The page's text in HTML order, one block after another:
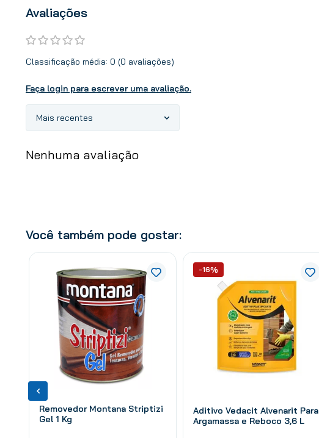
Avaliações
Classificação média: 0 (0 avaliações)
Faça login para escrever uma avaliação.
Mais recentes
Nenhuma avaliação
Você também pode gostar:
Removedor Montana Striptizi
Gel 1 Kg
Aditivo Vedacit Alvenarit Para
Argamassa e Reboco 3,6 L
-16%